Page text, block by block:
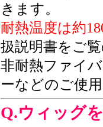
きます。
耐熱温度は約
扱説明書をご
非耐熱ファイ
ーなどのご使
Q.ウィッグ